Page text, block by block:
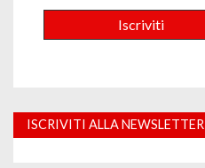
ISCRIVITI ALLA NEWSLETTER